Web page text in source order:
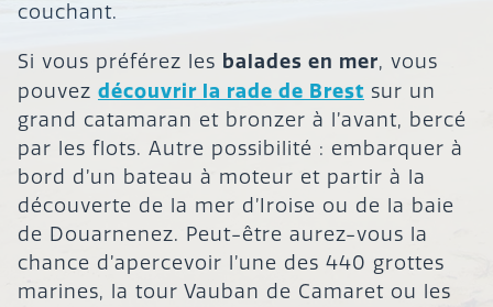
couchant.
Si vous préférez les balades en mer, vous
pouvez découvrir la rade de Brest sur un
grand catamaran et bronzer à l’avant, bercé
par les flots. Autre possibilité : embarquer à
bord d’un bateau à moteur et partir à la
découverte de la mer d’Iroise ou de la baie
de Douarnenez. Peut-être aurez-vous la
chance d’apercevoir l’une des 440 grottes
marines, la tour Vauban de Camaret ou les